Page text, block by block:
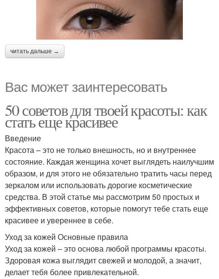
читать дальше →
Вас может заинтересовать
50 советов для твоей красоты: как
стать еще красивее
Введение
Красота – это не только внешность, но и внутреннее
состояние. Каждая женщина хочет выглядеть наилучшим
образом, и для этого не обязательно тратить часы перед
зеркалом или использовать дорогие косметические
средства. В этой статье мы рассмотрим 50 простых и
эффективных советов, которые помогут тебе стать еще
красивее и увереннее в себе.
Уход за кожей Основные правила
Уход за кожей – это основа любой программы красоты.
Здоровая кожа выглядит свежей и молодой, а значит,
делает тебя более привлекательной.